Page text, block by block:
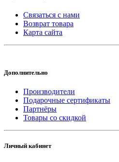
Связаться с нами
Возврат товара
Карта сайта
Дополнительно
Производители
Подарочные сертификаты
Партнёры
Товары со скидкой
Личный кабинет